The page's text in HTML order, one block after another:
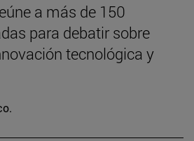
a más de 150
para debatir sobre
tecnológica y